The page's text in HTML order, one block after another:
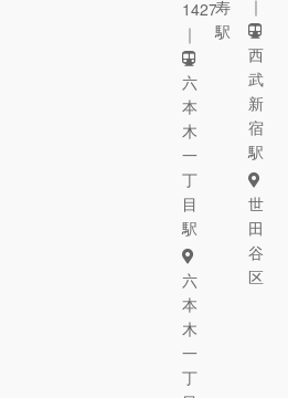
1427
｜
六
本
木
一
丁
目
駅
六
本
木
一
丁
寿
駅
｜
西
武
新
宿
駅
世
田
谷
区